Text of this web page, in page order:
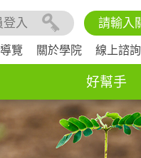
登入
覽 關於學院 線上諮詢
好幫手